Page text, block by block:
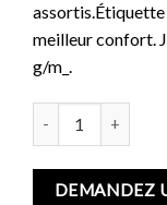
meilleur confort.
g/m_.
DEMANDEZ